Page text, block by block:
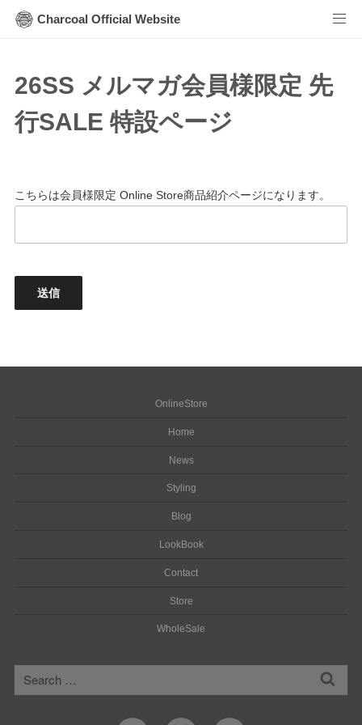
Charcoal Official Website
26SS メルマガ会員様限定 先
行SALE 特設ページ
こちらは会員様限定 Online Store商品紹介ページになります。
OnlineStore
Home
News
Styling
Blog
LookBook
Contact
Store
WholeSale